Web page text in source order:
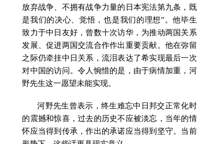
放弃战争、不拥有战争力量的日本宪法第九条，既
是我们的决心、觉悟，也是我们的理想”。他毕生
致力于中日友好，曾数十次访华，为推动两国关系
发展、促进两国交流合作作出重要贡献。他在弥留
之际仍牵挂中日关系，流泪表达了希实现最后一次
对中国的访问。令人惋惜的是，由于病情加重，河
野先生这一愿望未能实现。
河野先生曾表示，终生难忘中日邦交正常化时
的震撼和惊喜，过去的历史不应被淡忘，当年的情
怀应当得到传承，作出的承诺应当得到坚守。当前